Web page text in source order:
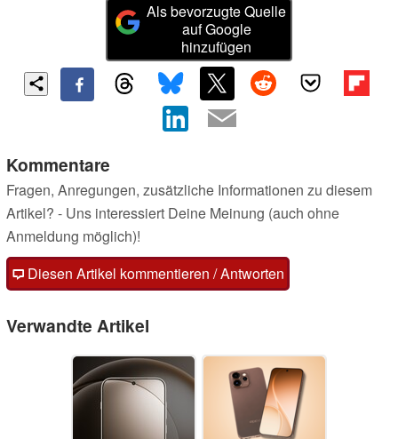
Als bevorzugte Quelle
auf Google
hinzufügen
Kommentare
Fragen, Anregungen, zusätzliche Informationen zu diesem
Artikel? - Uns interessiert Deine Meinung (auch ohne
Anmeldung möglich)!
Diesen Artikel kommentieren / Antworten
Verwandte Artikel